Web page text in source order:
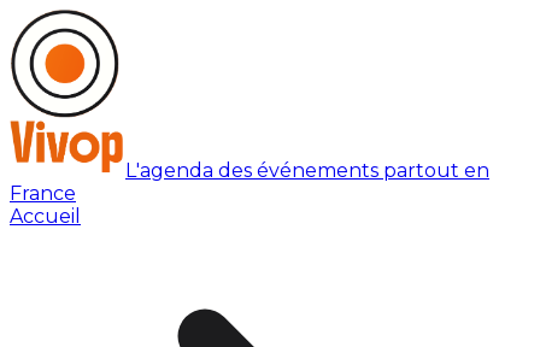
L'agenda des événements partout en
France
Accueil